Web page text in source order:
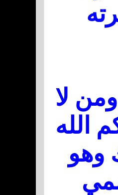
لا
الله
وهو